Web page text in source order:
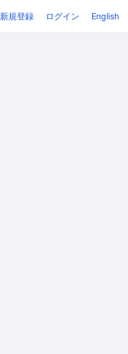
新規登録 ログイン English